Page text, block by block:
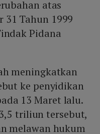
atas
31 Tahun 1999
Pidana
meningkatkan
ke penyidikan
13 Maret lalu.
triliun tersebut,
melawan hukum